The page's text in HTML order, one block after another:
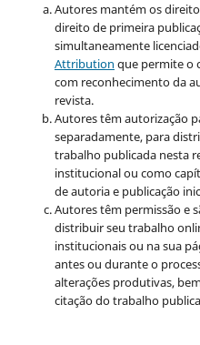
Autores mantém os
direito de primeira
simultaneamente
Attribution que permite o
com reconhecimento da
revista.
Autores têm autorização
separadamente, para
trabalho publicada nesta
institucional ou como
de autoria e publicação
Autores têm permissão e
distribuir seu trabalho
institucionais ou na sua
antes ou durante o
alterações produtivas,
citação do trabalho